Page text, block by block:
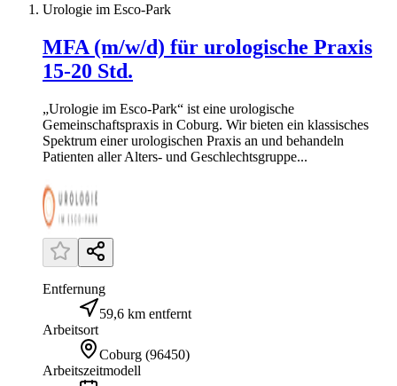
Urologie im Esco-Park
MFA (m/w/d) für urologische Praxis
15-20 Std.
„Urologie im Esco-Park“ ist eine urologische
Gemeinschaftspraxis in Coburg. Wir bieten ein klassisches
Spektrum einer urologischen Praxis an und behandeln
Patienten aller Alters- und Geschlechtsgruppe...
Entfernung
59,6 km entfernt
Arbeitsort
Coburg (96450)
Arbeitszeitmodell